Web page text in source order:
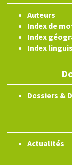
Auteurs
Index de
Index
Index
Dossiers &
Actualités